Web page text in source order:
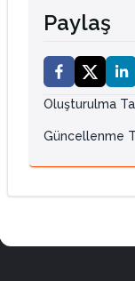
Paylaş
Oluşturulma
Güncellenme